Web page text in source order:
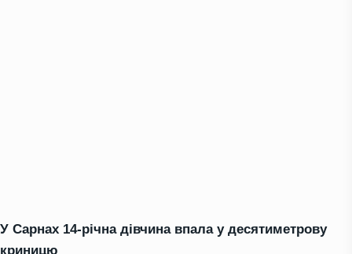
У Сарнах 14-річна дівчина впала у десятиметрову
криницю